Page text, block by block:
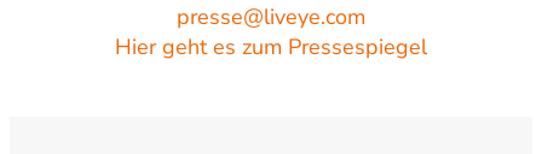
presse@liveye.com
Hier geht es zum Pressespiegel